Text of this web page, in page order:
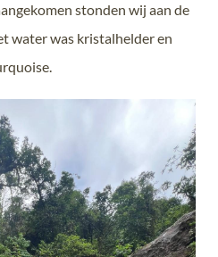
stonden wij aan de
water was kristalhelder en